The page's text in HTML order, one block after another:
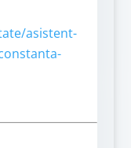
asistent-